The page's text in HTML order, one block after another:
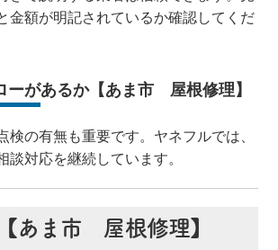
金額が明記されているか確認してくだ
ーがあるか【あま市 屋根修理】
検の有無も重要です。ヤネフルでは、
談対応を継続しています。
あま市 屋根修理】